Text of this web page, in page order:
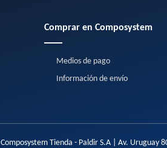
Comprar en Composystem
Medios de pago
Información de envío
Composystem Tienda - Paldir S.A | Av. Uruguay